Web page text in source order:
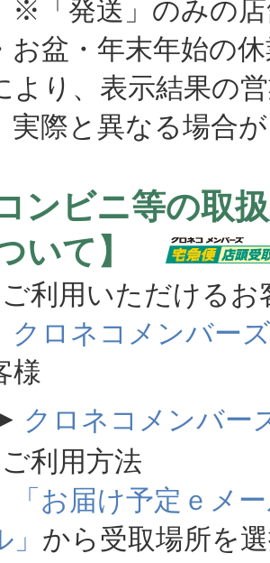
発送」のみの店
盆・年末年始の
より、表示結果の
と異なる場合が
コンビニ等の取
いて】
利用いただけるお
クロネコメンバーズ
様
クロネコメンバー
利用方法
「お届け予定ｅメ
」 から受取場所を